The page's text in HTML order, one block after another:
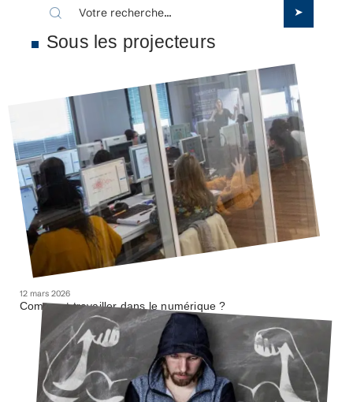
Sous les projecteurs
12 mars 2026
Comment travailler dans le numérique ?